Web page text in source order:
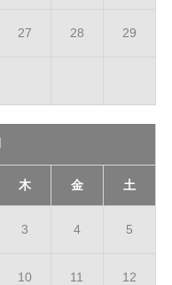
27 28 29
木 金 土
3 4 5
10 11 12